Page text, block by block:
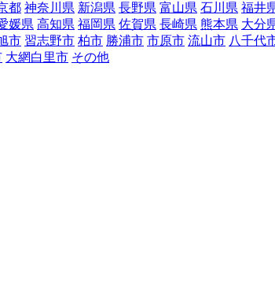
都 神奈川県 新潟県 長野県 富山県 石川県 福井
媛県 高知県 福岡県 佐賀県 長崎県 熊本県 大分
市 習志野市 柏市 勝浦市 市原市 流山市 八千代
大網白里市 その他